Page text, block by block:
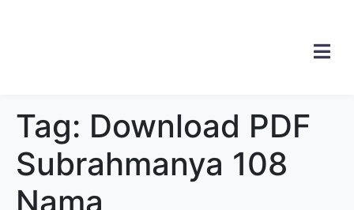
Tag: Download PDF
Subrahmanya 108
Nama